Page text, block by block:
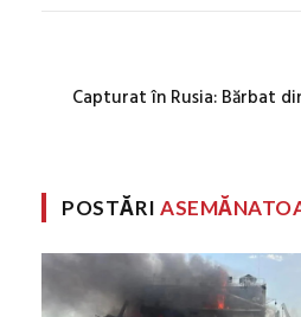
Capturat în Rusia: Bărbat
POSTĂRI